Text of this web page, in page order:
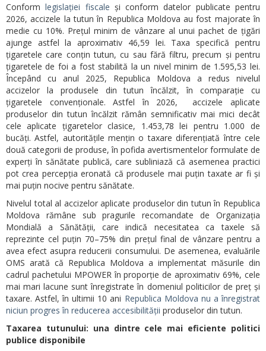
Conformlegislației fiscale și conform datelor publicate pentru
2026, accizele la tutun în Republica Moldova au fost majorate în
medie cu 10%. Prețul minim de vânzare al unui pachet de țigări
ajunge astfel la aproximativ 46,59 lei. Taxa specifică pentru
țigaretele care conțin tutun, cu sau fără filtru, precum și pentru
țigaretele de foi a fost stabilită la un nivel minim de 1.595,53 lei.
Începând cu anul 2025, Republica Moldova a redus nivelul
accizelor la produsele din tutun încălzit, în comparație cu
țigaretele convenționale. Astfel în 2026, accizele aplicate
produselor din tutun încălzit rămân semnificativ mai mici decât
cele aplicate țigaretelor clasice, 1.453,78 lei pentru 1.000 de
bucăți. Astfel, autoritățile mențin o taxare diferențiată între cele
două categorii de produse, în pofida avertismentelor formulate de
experți în sănătate publică, care subliniază că asemenea practici
pot crea percepția eronată că produsele mai puțin taxate ar fi și
mai puțin nocive pentru sănătate.
Nivelul total al accizelor aplicate produselor din tutun în Republica
Moldova rămâne sub pragurile recomandate de Organizația
Mondială a Sănătății, care indică necesitatea ca taxele să
reprezinte cel puțin 70–75% din prețul final de vânzare pentru a
avea efect asupra reducerii consumului. De asemenea, evaluările
OMS arată că Republica Moldova a implementat măsurile din
cadrul pachetului MPOWER în proporție de aproximativ 69%, cele
mai mari lacune sunt înregistrate în domeniul politicilor de preț și
taxare. Astfel, în ultimii 10 ani Republica Moldova nu a înregistrat
niciun progres în reducerea accesibilității produselor din tutun.
Taxarea tutunului: una dintre cele mai eficiente politici
publice disponibile